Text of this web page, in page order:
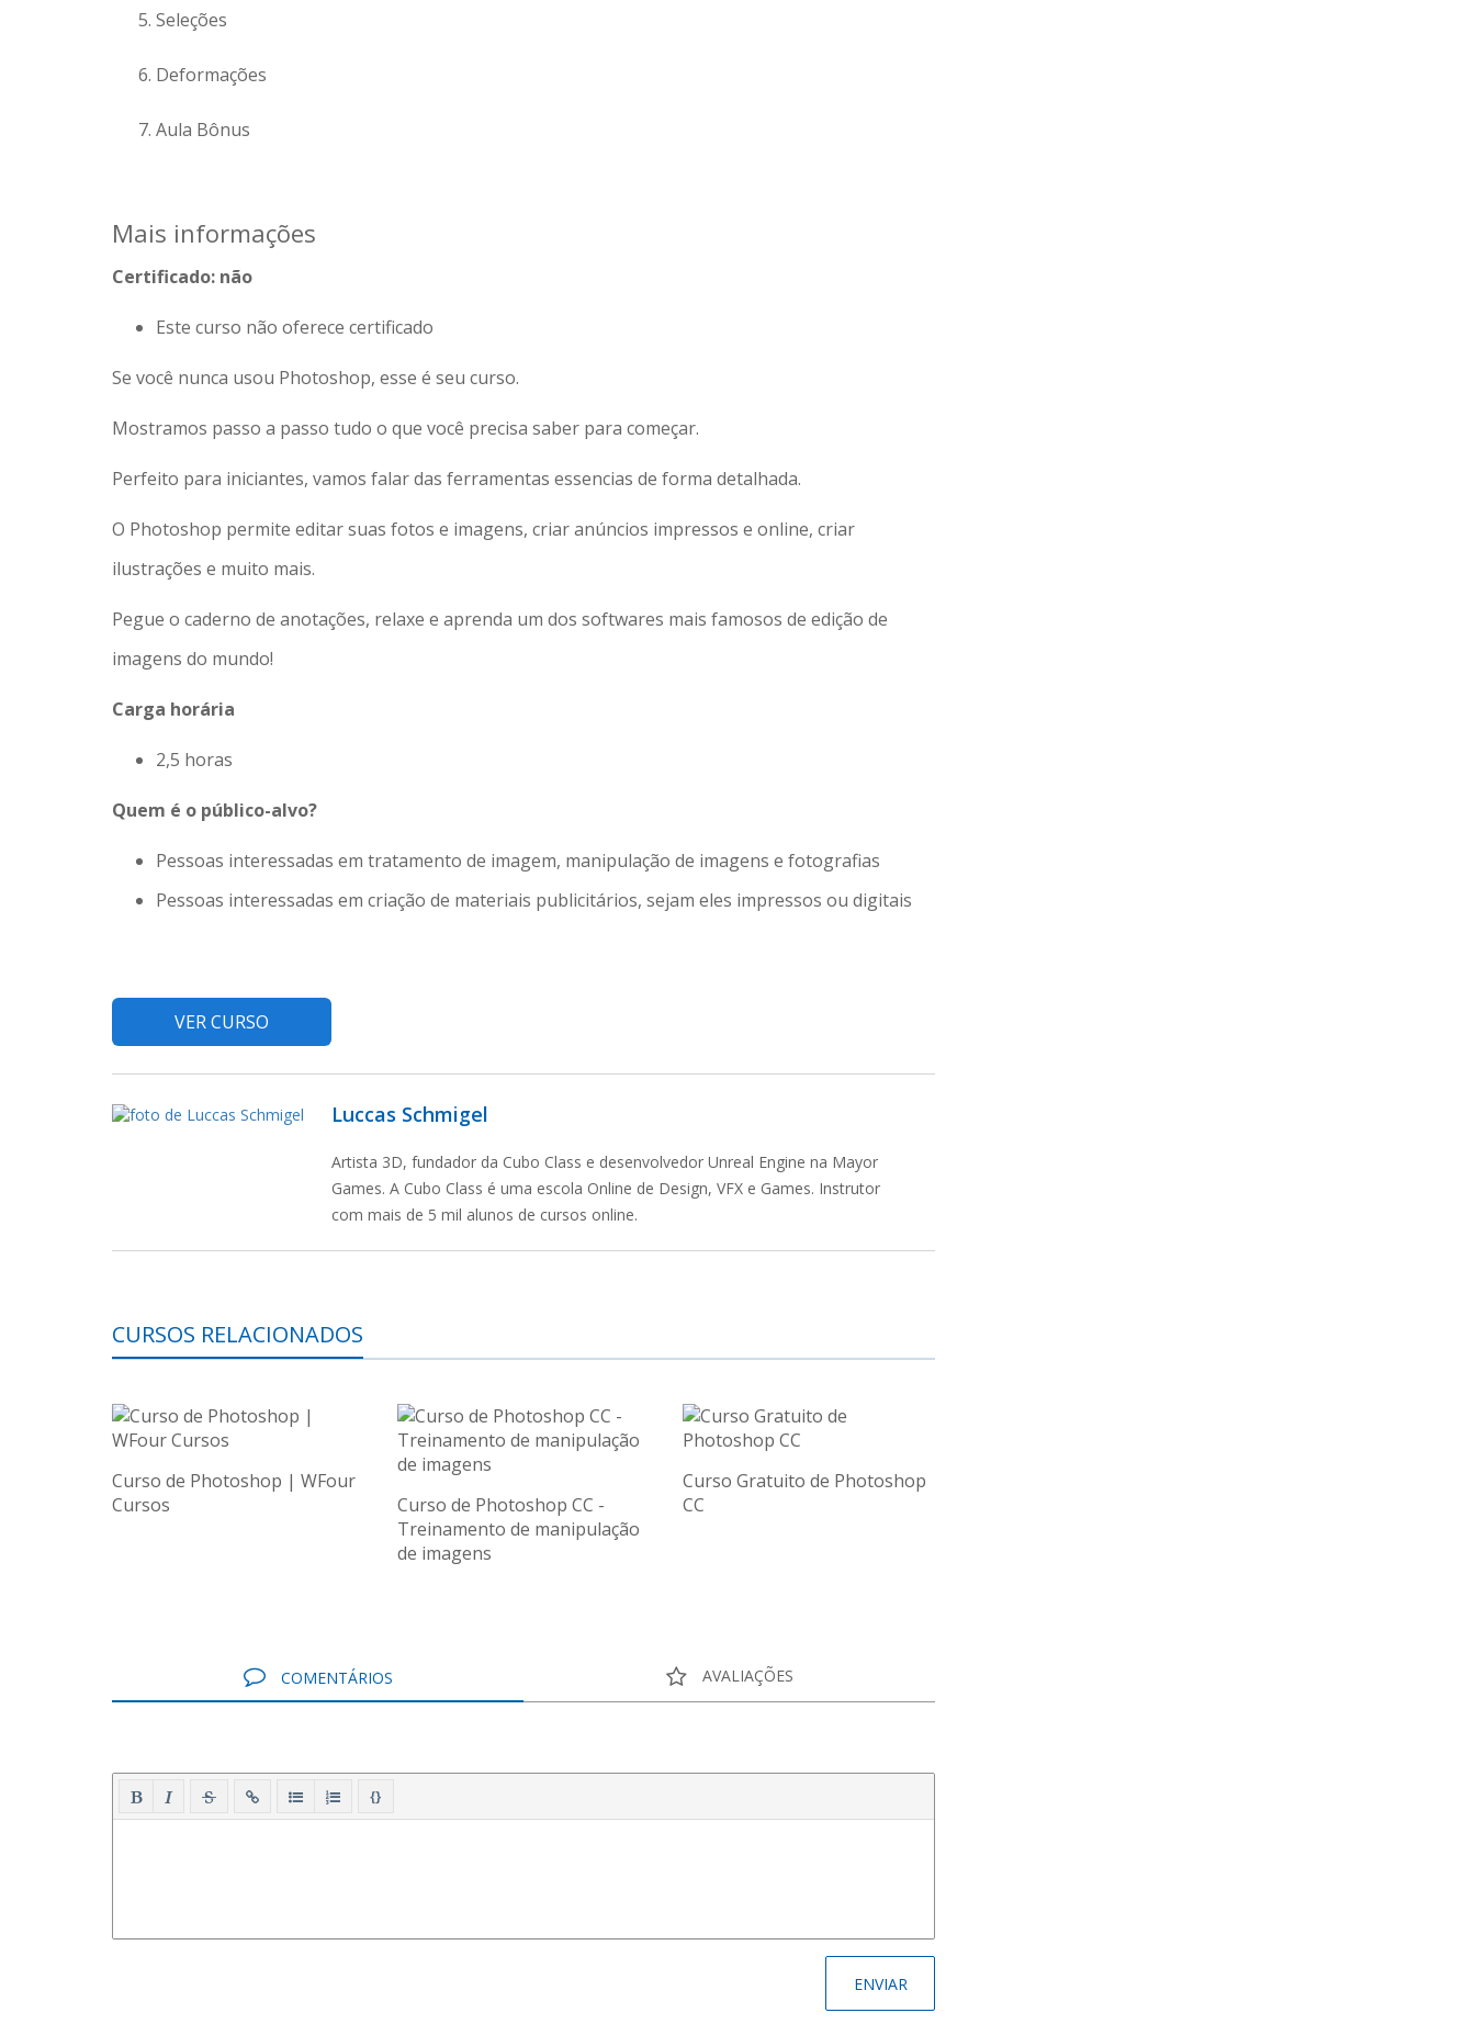
Seleções
Deformações
Aula Bônus
Mais informações
Certificado: não
Este curso não oferece certificado
Se você nunca usou Photoshop, esse é seu curso.
Mostramos passo a passo tudo o que você precisa saber para começar.
Perfeito para iniciantes, vamos falar das ferramentas essencias de forma detalhada.
O Photoshop permite editar suas fotos e imagens, criar anúncios impressos e online, criar
ilustrações e muito mais.
Pegue o caderno de anotações, relaxe e aprenda um dos softwares mais famosos de edição de
imagens do mundo!
Carga horária
2,5 horas
Quem é o público-alvo?
Pessoas interessadas em tratamento de imagem, manipulação de imagens e fotografias
Pessoas interessadas em criação de materiais publicitários, sejam eles impressos ou digitais
VER CURSO
Luccas Schmigel
Artista 3D, fundador da Cubo Class e desenvolvedor Unreal Engine na Mayor
Games. A Cubo Class é uma escola Online de Design, VFX e Games. Instrutor
com mais de 5 mil alunos de cursos online.
CURSOS RELACIONADOS
Curso de Photoshop | WFour
Cursos
Curso de Photoshop CC -
Treinamento de manipulação
de imagens
Curso Gratuito de Photoshop
CC
COMENTÁRIOS AVALIAÇÕES
{}